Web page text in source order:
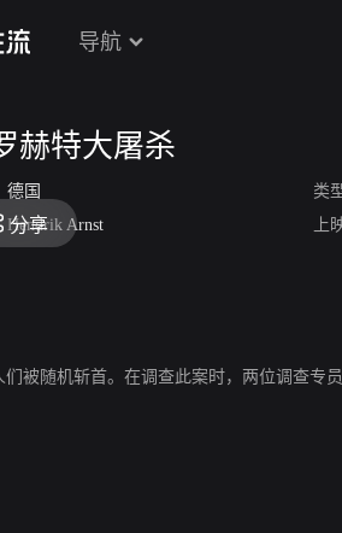
导航
赫特大屠杀
德国
类
Hendrik Arnst 上
分享
被随机斩首。在调查此案时，两位调查专